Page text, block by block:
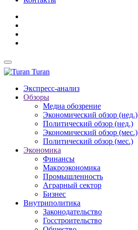
Turan
Экспресс-анализ
Обзоры
Медиа обозрение
Экономический обзор (нед.)
Политический обзор (нед.)
Экономический обзор (мес.)
Политический обзор (мес.)
Экономика
Финансы
Макроэкономика
Промышленность
Аграрный сектор
Бизнес
Внутриполитика
Законодательство
Госстроительство